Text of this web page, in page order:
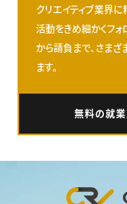
クリエイティブ業界
活動をきめ細かくフォ
から請負まで、さま
ます。
無料の就